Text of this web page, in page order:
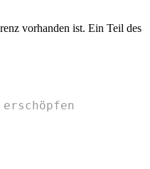
vorhanden ist. Ein Teil des